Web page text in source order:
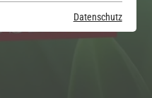
Datenschutz